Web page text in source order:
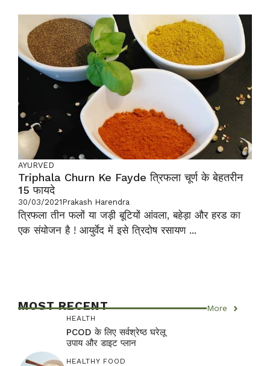
AYURVED
Triphala Churn Ke Fayde त्रिफला चूर्ण के बेहतरीन
15 फायदे
30/03/2021Prakash Harendra
त्रिफला तीन फलों या जड़ी बूटियों आंवला, बहेड़ा और हरड का
एक संयोजन है ! आयुर्वेद में इसे त्रिदोष रसायण ...
MOST RECENT More
HEALTH
PCOD के लिए सर्वश्रेष्ठ घरेलू
उपाय और डाइट प्लान
HEALTHY FOOD